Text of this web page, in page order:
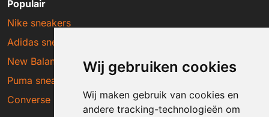
Wij gebruiken cookies
Wij maken gebruik van cookies en
andere tracking-technologieën om
Populair
Nike sneakers
Adidas sneakers
New Balance sneakers
Puma sneakers
Converse sneakers